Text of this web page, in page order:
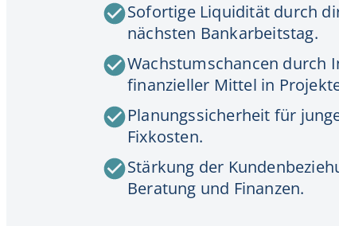
Sofortige Liquidität durch
nächsten Bankarbeitstag.
Wachstumschancen durch
finanzieller Mittel in
Planungssicherheit für
Fixkosten.
Stärkung der
Beratung und Finanzen.